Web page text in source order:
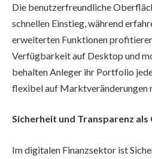
Die benutzerfreundliche
schnellen Einstieg, während
erweiterten Funktionen
Verfügbarkeit auf Desktop und
behalten Anleger ihr Portfolio
flexibel auf Marktveränderungen
Sicherheit und Transparenz
Im digitalen Finanzsektor ist